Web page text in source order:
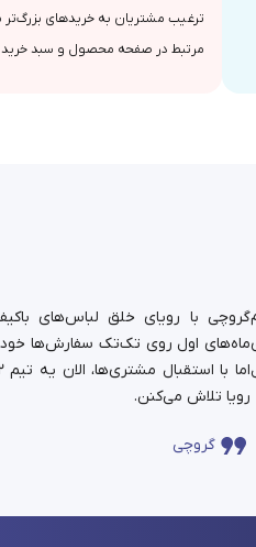
ترغیب مشتریان به خریدهای
مرتبط در صفحه محصول و سبد خرید
گروچی با رویای خلق لباس‌های
ماه‌های اول روی تک‌تک سفارش‌ها خودم
رویا تلاش می‌کنن.
گروچی